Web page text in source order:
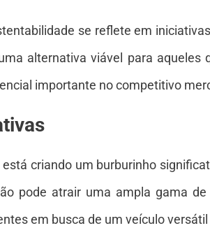
se reflete em
alternativa viável para
importante no competitivo
criando um burburinho
pode atrair uma ampla gama
em busca de um veículo